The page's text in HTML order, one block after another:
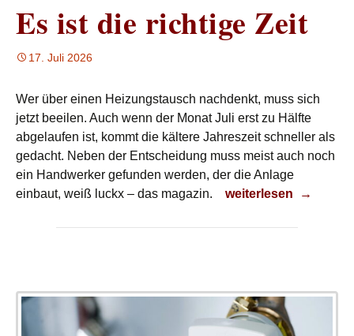
Es ist die richtige Zeit
17. Juli 2026
Wer über einen Heizungstausch nachdenkt, muss sich
jetzt beeilen. Auch wenn der Monat Juli erst zu Hälfte
abgelaufen ist, kommt die kältere Jahreszeit schneller als
gedacht. Neben der Entscheidung muss meist auch noch
ein Handwerker gefunden werden, der die Anlage
einbaut, weiß luckx – das magazin.
Es ist die richtige Zeit
weiterlesen →